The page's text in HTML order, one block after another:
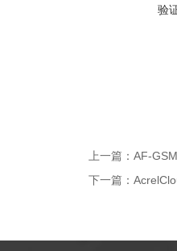
验
上一篇： AF-
下一篇：